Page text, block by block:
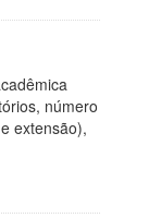
número
extensão),